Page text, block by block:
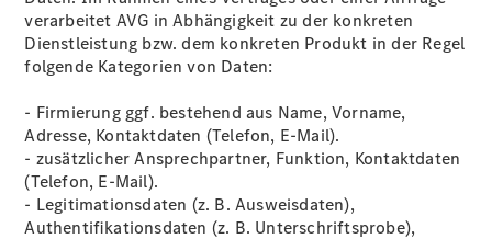
verarbeitet AVG in Abhängigkeit zu der konkreten
Dienstleistung bzw. dem konkreten Produkt in der Regel
folgende Kategorien von Daten:
- Firmierung ggf. bestehend aus Name, Vorname,
Adresse, Kontaktdaten (Telefon, E-Mail).
- zusätzlicher Ansprechpartner, Funktion, Kontaktdaten
(Telefon, E-Mail).
- Legitimationsdaten (z. B. Ausweisdaten),
Authentiﬁkationsdaten (z. B. Unterschriftsprobe),